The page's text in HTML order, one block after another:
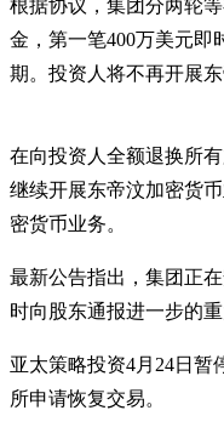
根据协议，集团分两轮
金，第一笔400万美元即
期。投资人将不再开展
在向投资人全额退换所
继续开展东帝汶加密货
密货币业务。
最新公告指出，集团正
时向股东通报进一步的重
亚太策略投资4月24日暂
所申请恢复交易。